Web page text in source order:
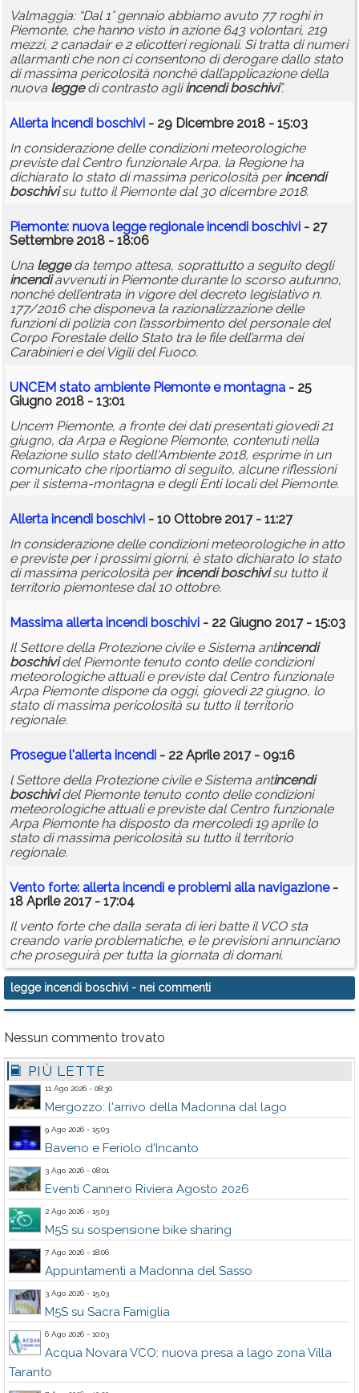
Valmaggia: “Dal 1° gennaio abbiamo avuto 77 roghi in
Piemonte, che hanno visto in azione 643 volontari, 219
mezzi, 2 canadair e 2 elicotteri regionali. Si tratta di numeri
allarmanti che non ci consentono di derogare dallo stato
di massima pericolosità nonché dall’applicazione della
nuova leggedi contrasto agliincendi boschivi”.
Allerta incendi boschivi - 29 Dicembre 2018 - 15:03
In considerazione delle condizioni meteorologiche
previste dal Centro funzionale Arpa, la Regione ha
dichiarato lo stato di massima pericolosità perincendi
boschivisu tutto il Piemonte dal 30 dicembre 2018.
Piemonte: nuova leggeregionale incendi boschivi - 27
Settembre 2018 - 18:06
Una leggeda tempo attesa, soprattutto a seguito degli
incendiavvenuti in Piemonte durante lo scorso autunno,
nonché dell’entrata in vigore del decreto legislativo n.
177/2016 che disponeva la razionalizzazione delle
funzioni di polizia con l’assorbimento del personale del
Corpo Forestale dello Stato tra le file dell’arma dei
Carabinieri e dei Vigili del Fuoco.
UNCEM stato ambiente Piemonte e montagna - 25
Giugno 2018 - 13:01
Uncem Piemonte, a fronte dei dati presentati giovedì 21
giugno, da Arpa e Regione Piemonte, contenuti nella
Relazione sullo stato dell'Ambiente 2018, esprime in un
comunicato che riportiamo di seguito, alcune riflessioni
per il sistema-montagna e degli Enti locali del Piemonte.
Allerta incendi boschivi - 10 Ottobre 2017 - 11:27
In considerazione delle condizioni meteorologiche in atto
e previste per i prossimi giorni, è stato dichiarato lo stato
di massima pericolosità perincendi boschivisu tutto il
territorio piemontese dal 10 ottobre.
Massima allerta incendi boschivi - 22 Giugno 2017 - 15:03
Il Settore della Protezione civile e Sistema antincendi
boschividel Piemonte tenuto conto delle condizioni
meteorologiche attuali e previste dal Centro funzionale
Arpa Piemonte dispone da oggi, giovedì 22 giugno, lo
stato di massima pericolosità su tutto il territorio
regionale.
Prosegue l'allerta incendi - 22 Aprile 2017 - 09:16
l Settore della Protezione civile e Sistema antincendi
boschividel Piemonte tenuto conto delle condizioni
meteorologiche attuali e previste dal Centro funzionale
Arpa Piemonte ha disposto da mercoledì 19 aprile lo
stato di massima pericolosità su tutto il territorio
regionale.
Vento forte: allerta incendi e problemi alla navigazione-
18 Aprile 2017 - 17:04
Il vento forte che dalla serata di ieri batte il VCO sta
creando varie problematiche, e le previsioni annunciano
che proseguirà per tutta la giornata di domani.
legge incendi boschivi - nei commenti
Nessun commento trovato
PIÙ LETTE
11 Ago 2026 - 08:30
Mergozzo: l'arrivo della Madonna dal lago
9 Ago 2026 - 15:03
Baveno e Feriolo d'Incanto
3 Ago 2026 - 08:01
Eventi Cannero Riviera Agosto 2026
2 Ago 2026 - 15:03
M5S su sospensione bike sharing
7 Ago 2026 - 18:06
Appuntamenti a Madonna del Sasso
3 Ago 2026 - 15:03
M5S su Sacra Famiglia
6 Ago 2026 - 10:03
Acqua Novara VCO: nuova presa a lago zona Villa
Taranto